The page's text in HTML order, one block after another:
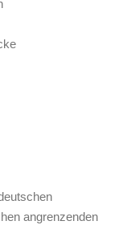
angrenzenden